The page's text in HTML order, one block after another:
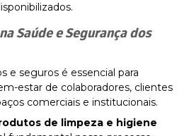
Saúde e Segurança dos
e seguros é essencial para
estar de colaboradores, clientes
comerciais e institucionais.
de limpeza e higiene